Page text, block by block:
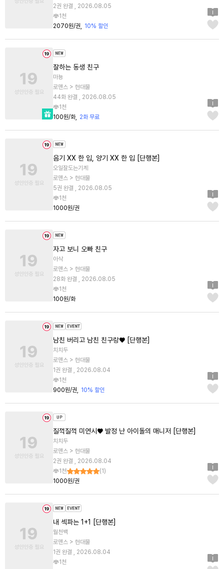
2권 완결 , 2026.08.05
1천
2070원/권
10% 할인
잘하는 동생 친구
마뇽
로맨스 > 현대물
44화 완결 , 2026.08.05
1천
100원/화
2화 무료
음기 XX 한 입, 양기 XX 한 입 [단행본]
오일잘도는기계
로맨스 > 현대물
5권 완결 , 2026.08.05
1천
1000원/권
자고 보니 오빠 친구
아삭
로맨스 > 현대물
28화 완결 , 2026.08.05
1천
100원/화
남친 버리고 남친 친구랑♥ [단행본]
치치두
로맨스 > 현대물
1권 완결 , 2026.08.04
1천
900원/권
10% 할인
질꺽질꺽 미연시♥ 발정 난 아이돌의 매니저 [단행본]
치치두
로맨스 > 현대물
2권 완결 , 2026.08.04
1천
(1 )
1000원/권
내 섹파는 1+1 [단행본]
월천백
로맨스 > 현대물
1권 완결 , 2026.08.04
1천